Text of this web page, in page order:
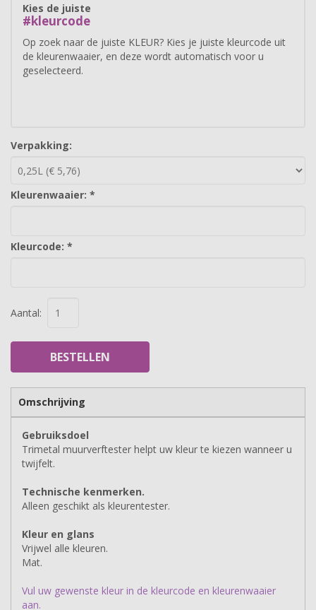
Kies de juiste
#kleurcode
Op zoek naar de juiste KLEUR? Kies je juiste kleurcode uit
de kleurenwaaier, en deze wordt automatisch voor u
geselecteerd.
Verpakking:
Kleurenwaaier: *
Kleurcode: *
Aantal:
BESTELLEN
Omschrijving
Gebruiksdoel
Trimetal muurverftester helpt uw kleur te kiezen wanneer u
twijfelt.
Technische kenmerken.
Alleen geschikt als kleurentester.
Kleur en glans
Vrijwel alle kleuren.
Mat.
Vul uw gewenste kleur in de kleurcode en kleurenwaaier
aan.